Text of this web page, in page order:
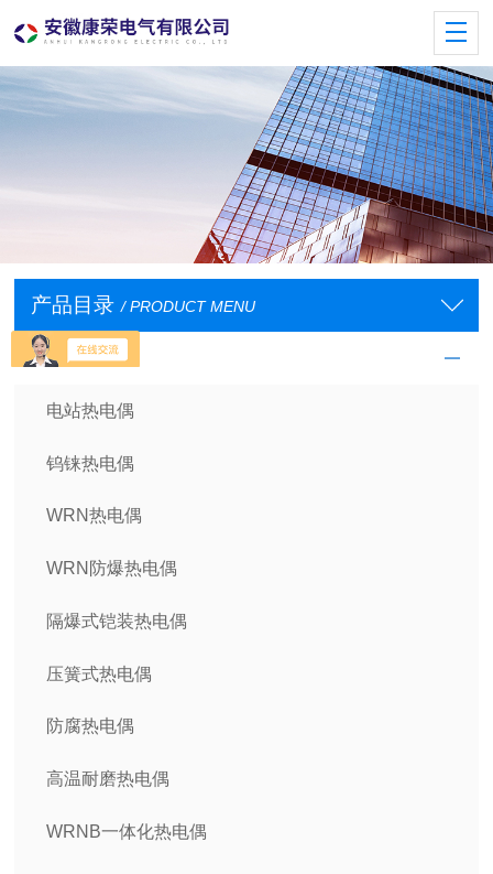
产品目录 / PRODUCT MENU
工业热电偶
电站热电偶
钨铼热电偶
WRN热电偶
WRN防爆热电偶
隔爆式铠装热电偶
压簧式热电偶
防腐热电偶
高温耐磨热电偶
WRNB一体化热电偶